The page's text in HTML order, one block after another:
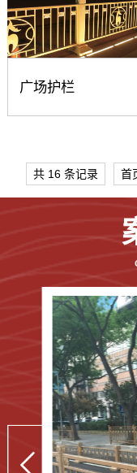
广场护栏
共 16 条记录 首